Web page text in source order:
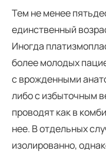
Тем не менее
единственный
Иногда
более молодых
с врожденными
либо с избыточным
проводят как в
нее. В отдельных
изолированно,